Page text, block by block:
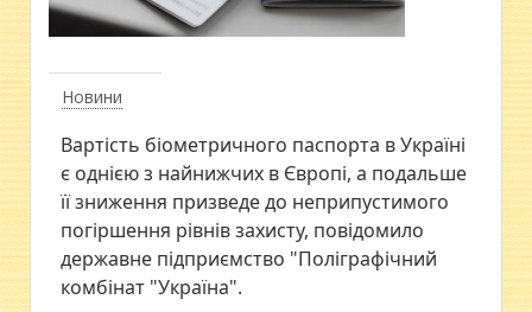
Новини
Вартість біометричного паспорта в Україні
є однією з найнижчих в Європі, а подальше
її зниження призведе до неприпустимого
погіршення рівнів захисту, повідомило
державне підприємство "Поліграфічний
комбінат "Україна".